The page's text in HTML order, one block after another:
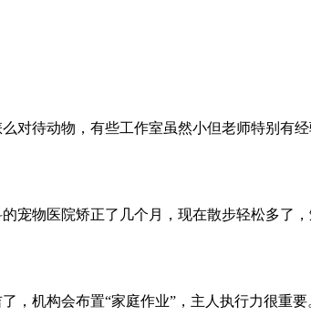
对待动物，有些工作室虽然小但老师特别有经
宠物医院矫正了几个月，现在散步轻松多了
，机构会布置“家庭作业”，主人执行力很重要